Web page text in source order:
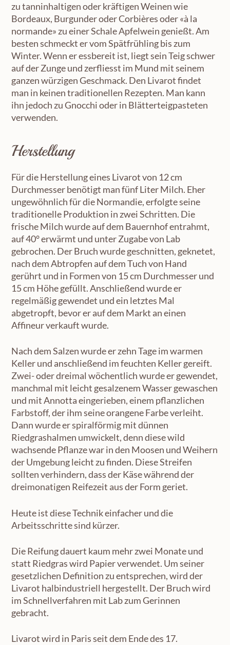
zu tanninhaltigen oder kräftigen Weinen wie
Bordeaux, Burgunder oder Corbières oder «à la
normande» zu einer Schale Apfelwein genießt. Am
besten schmeckt er vom Spätfrühling bis zum
Winter. Wenn er essbereit ist, liegt sein Teig schwer
auf der Zunge und zerfliesst im Mund mit seinem
ganzen würzigen Geschmack. Den Livarot findet
man in keinen traditionellen Rezepten. Man kann
ihn jedoch zu Gnocchi oder in Blätterteigpasteten
verwenden.
Herstellung
Für die Herstellung eines Livarot von 12 cm
Durchmesser benötigt man fünf Liter Milch. Eher
ungewöhnlich für die Normandie, erfolgte seine
traditionelle Produktion in zwei Schritten. Die
frische Milch wurde auf dem Bauernhof entrahmt,
auf 40° erwärmt und unter Zugabe von Lab
gebrochen. Der Bruch wurde geschnitten, geknetet,
nach dem Abtropfen auf dem Tuch von Hand
gerührt und in Formen von 15 cm Durchmesser und
15 cm Höhe gefüllt. Anschließend wurde er
regelmäßig gewendet und ein letztes Mal
abgetropft, bevor er auf dem Markt an einen
Affineur verkauft wurde.
Nach dem Salzen wurde er zehn Tage im warmen
Keller und anschließend im feuchten Keller gereift.
Zwei- oder dreimal wöchentlich wurde er gewendet,
manchmal mit leicht gesalzenem Wasser gewaschen
und mit Annotta eingerieben, einem pflanzlichen
Farbstoff, der ihm seine orangene Farbe verleiht.
Dann wurde er spiralförmig mit dünnen
Riedgrashalmen umwickelt, denn diese wild
wachsende Pflanze war in den Moosen und Weihern
der Umgebung leicht zu finden. Diese Streifen
sollten verhindern, dass der Käse während der
dreimonatigen Reifezeit aus der Form geriet.
Heute ist diese Technik einfacher und die
Arbeitsschritte sind kürzer.
Die Reifung dauert kaum mehr zwei Monate und
statt Riedgras wird Papier verwendet. Um seiner
gesetzlichen Definition zu entsprechen, wird der
Livarot halbindustriell hergestellt. Der Bruch wird
im Schnellverfahren mit Lab zum Gerinnen
gebracht.
Livarot wird in Paris seit dem Ende des 17.